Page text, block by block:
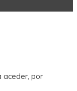
aceder, por